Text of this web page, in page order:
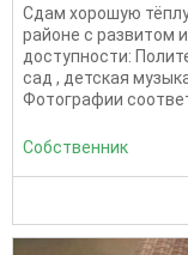
Сдам хорошую
районе с развитом
доступности:
сад , детская
Фотографии
Собственник